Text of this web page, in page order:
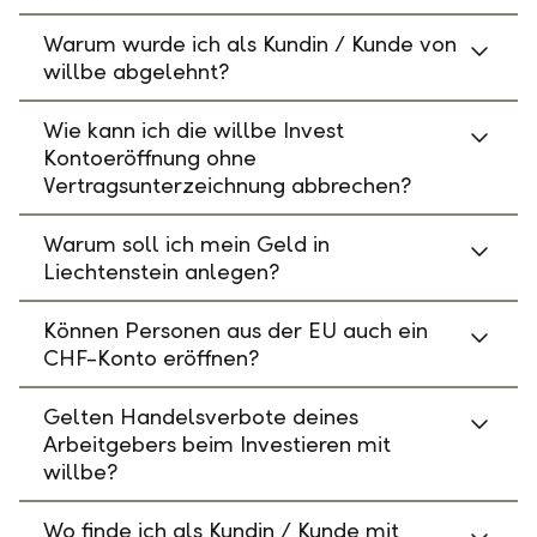
Warum wurde ich als Kundin / Kunde von
willbe abgelehnt?
Wie kann ich die willbe Invest
Kontoeröffnung ohne
Vertragsunterzeichnung abbrechen?
Warum soll ich mein Geld in
Liechtenstein anlegen?
Können Personen aus der EU auch ein
CHF-Konto eröffnen?
Gelten Handelsverbote deines
Arbeitgebers beim Investieren mit
willbe?
Wo finde ich als Kundin / Kunde mit